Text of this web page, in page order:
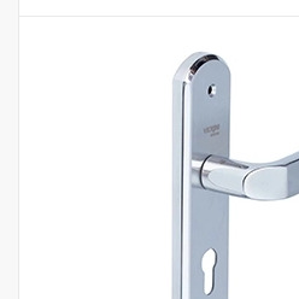
Mua hàng